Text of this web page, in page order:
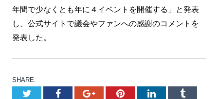
年間で少なくとも年に４イベントを開催する」と発表
し、公式サイトで議会やファンへの感謝のコメントを
発表した。
SHARE.
TwitterFacebookGoogle+PinterestLinkedInTumblr